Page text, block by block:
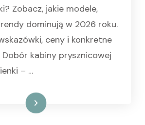
Zobacz, jakie modele,
dominują w 2026 roku.
ceny i konkretne
Dobór kabiny prysznicowej
– …
Czytaj dalej